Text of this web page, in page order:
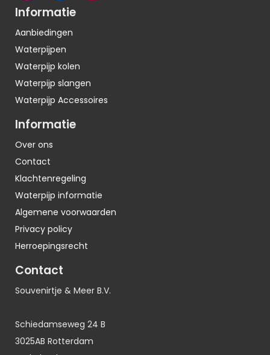
Informatie
Aanbiedingen
Waterpijpen
Waterpijp kolen
Waterpijp slangen
Waterpijp Accessoires
Informatie
Over ons
Contact
Klachtenregeling
Waterpijp informatie
Algemene voorwaarden
Privacy policy
Herroepingsrecht
Contact
Souvenirtje & Meer B.V.
Schiedamseweg 24 B
3025AB Rotterdam